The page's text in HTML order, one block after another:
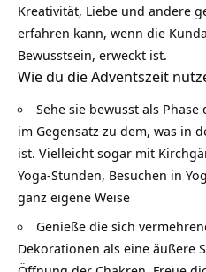
Kreativität, Liebe und andere
erfahren kann, wenn die
Bewusstsein, erweckt ist.
Wie du die Adventszeit
Sehe sie bewusst als
im Gegensatz zu dem, was in
ist. Vielleicht sogar mit
Yoga-Stunden, Besuchen in
ganz eigene Weise
Genieße die sich
Dekorationen als eine äußere